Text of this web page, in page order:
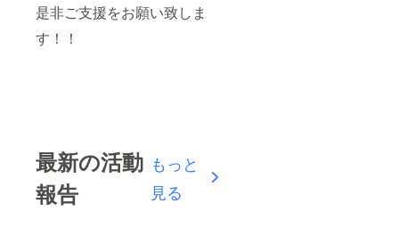
是非ご支援をお願い致しま
す！！
最新の活動
報告
もっと
見る